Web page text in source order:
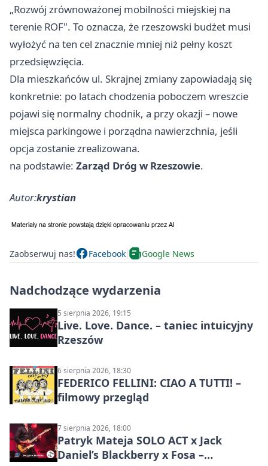
„Rozwój zrównoważonej mobilności miejskiej na
terenie ROF". To oznacza, że rzeszowski budżet musi
wyłożyć na ten cel znacznie mniej niż pełny koszt
przedsięwzięcia.
Dla mieszkańców ul. Skrajnej zmiany zapowiadają się
konkretnie: po latach chodzenia poboczem wreszcie
pojawi się normalny chodnik, a przy okazji – nowe
miejsca parkingowe i porządna nawierzchnia, jeśli
opcja zostanie zrealizowana.
na podstawie: Zarząd Dróg w Rzeszowie.
Autor:krystian
Zaobserwuj nas! Facebook Google News
Nadchodzące wydarzenia
5 sierpnia 2026, 19:15
Live. Love. Dance. – taniec intuicyjny
Rzeszów
6 sierpnia 2026, 18:30
FEDERICO FELLINI: CIAO A TUTTI! –
filmowy przegląd
7 sierpnia 2026, 18:00
Patryk Mateja SOLO ACT x Jack
Daniel’s Blackberry x Fosa –